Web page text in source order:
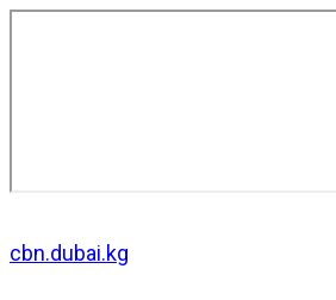
cbn.dubai.kg